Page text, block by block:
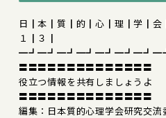
日┃本┃質┃的┃心┃理┃学┃
１┃３┃
〓〓〓〓〓〓〓〓〓〓〓〓〓〓
役立つ情報を共有しましょうよ
〓〓〓〓〓〓〓〓〓〓〓〓〓〓
編集：日本質的心理学会研究交流